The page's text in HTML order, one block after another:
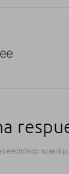
electrónico no será